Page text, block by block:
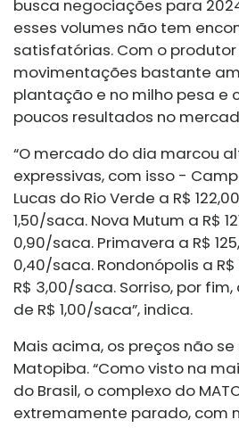
busca negociações para
esses volumes não tem
satisfatórias. Com o
movimentações bastante
plantação e no milho pesa e
poucos resultados no
“O mercado do dia marcou
expressivas, com isso -
Lucas do Rio Verde a R$
1,50/saca. Nova Mutum a R$
0,90/saca. Primavera a R$
0,40/saca. Rondonópolis a
R$ 3,00/saca. Sorriso, por fim,
de R$ 1,00/saca”, indica.
Mais acima, os preços não
Matopiba. “Como visto na
do Brasil, o complexo do
extremamente parado, com